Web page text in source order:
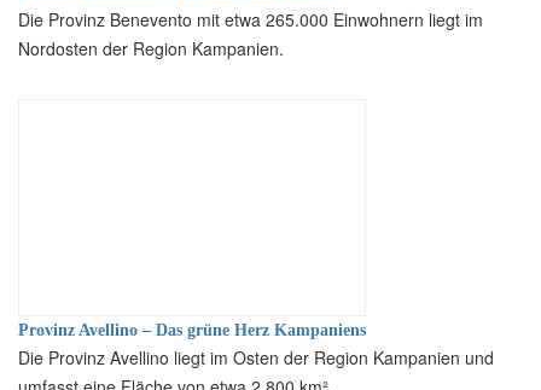
Die Provinz Benevento mit etwa 265.000 Einwohnern liegt im
Nordosten der Region Kampanien.
Provinz Avellino – Das grüne Herz Kampaniens
Die Provinz Avellino liegt im Osten der Region Kampanien und